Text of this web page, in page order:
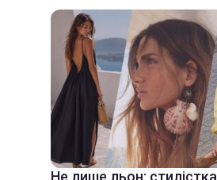
Не лише льон: стилістка